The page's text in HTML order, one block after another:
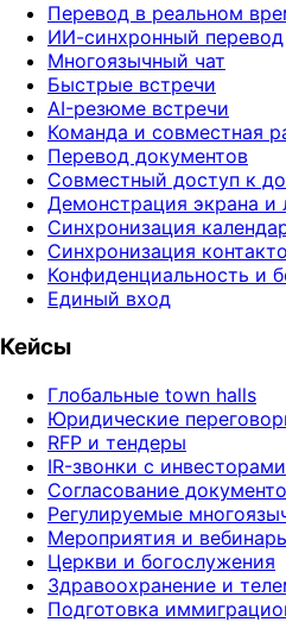
Перевод в реальном
ИИ-синхронный перевод
Многоязычный чат
Быстрые встречи
AI-резюме встречи
Команда и совместная
Перевод документов
Совместный доступ к
Демонстрация экрана и
Синхронизация
Синхронизация
Конфиденциальность и
Единый вход
Кейсы
Глобальные town halls
Юридические
RFP и тендеры
IR-звонки с инвесторами
Согласование
Регулируемые
Мероприятия и
Церкви и богослужения
Здравоохранение и
Подготовка